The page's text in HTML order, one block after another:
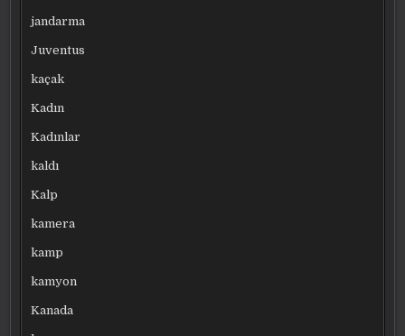
jandarma
Juventus
kaçak
Kadın
Kadınlar
kaldı
Kalp
kamera
kamp
kamyon
Kanada